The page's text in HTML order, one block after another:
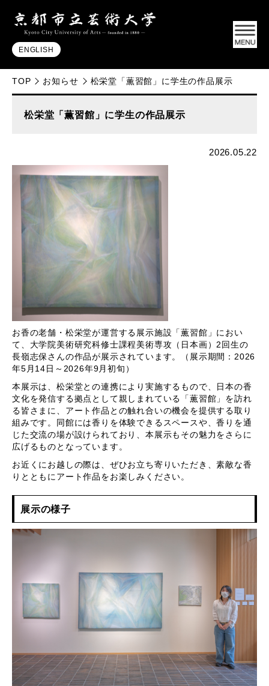
ENGLISH
TOP お知らせ 松栄堂「薫習館」に学生の作品展示
松栄堂「薫習館」に学生の作品展示
2026.05.22
お香の老舗・松栄堂が運営する展示施設「薫習館」におい
て、大学院美術研究科修士課程美術専攻（日本画）2回生の
長嶺志保さんの作品が展示されています。（展示期間：2026
年5月14日～2026年9月初旬）
本展示は、松栄堂との連携により実施するもので、日本の香
文化を発信する拠点として親しまれている「薫習館」を訪れ
る皆さまに、アート作品との触れ合いの機会を提供する取り
組みです。同館には香りを体験できるスペースや、香りを通
じた交流の場が設けられており、本展示もその魅力をさらに
広げるものとなっています。
お近くにお越しの際は、ぜひお立ち寄りいただき、素敵な香
りとともにアート作品をお楽しみください。
展示の様子